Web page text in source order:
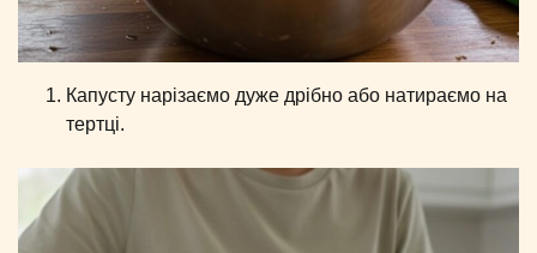
Капусту нарізаємо дуже дрібно або натираємо на
тертці.